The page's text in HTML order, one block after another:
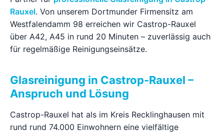
FAQ
Ratgeber
Jetzt anfragen
Rauxel. Von unserem Dortmunder Firmensitz am
Westfalendamm 98 erreichen wir Castrop-Rauxel
über A42, A45 in rund 20 Minuten – zuverlässig auch
für regelmäßige Reinigungseinsätze.
Glasreinigung in Castrop-Rauxel –
Anspruch und Lösung
Castrop-Rauxel hat als im Kreis Recklinghausen mit
rund rund 74.000 Einwohnern eine vielfältige